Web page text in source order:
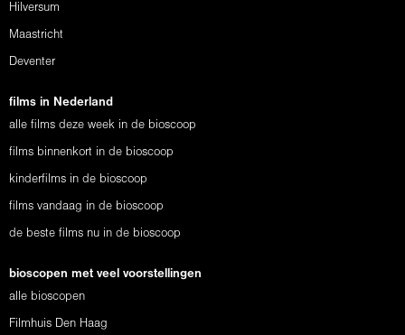
Hilversum
Maastricht
Deventer
films in Nederland
alle films deze week in de bioscoop
films binnenkort in de bioscoop
kinderfilms in de bioscoop
films vandaag in de bioscoop
de beste films nu in de bioscoop
bioscopen met veel voorstellingen
alle bioscopen
Filmhuis Den Haag